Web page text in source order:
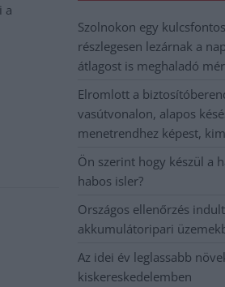
a
Szolnokon egy
részlegesen lezárnak a
átlagost is meghaladó
Elromlott a
vasútvonalon, alapos
menetrendhez képest,
Ön szerint hogy készül a
habos isler?
Országos ellenőrzés
akkumulátoripari
Az idei év leglassabb
kiskereskedelemben